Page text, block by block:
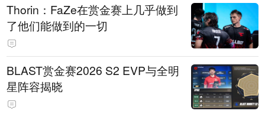
Thorin：FaZe在赏金赛上几乎做到
了他们能做到的一切
BLAST赏金赛2026 S2 EVP与全明
星阵容揭晓